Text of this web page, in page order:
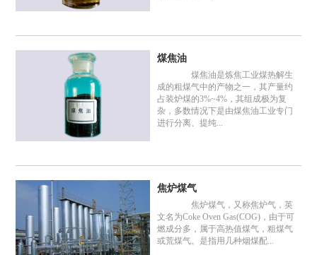
煤焦油
煤焦油是炼焦工业煤热解生
成的粗煤气中的产物之一，其产量约
占装炉煤的3%~4%，其组成极为复
杂，多数情况下是由煤焦油工业专门
进行分离、提纯...
焦炉煤气
焦炉煤气，又称焦炉气，英
文名为Coke Oven Gas(COG)，由于可
燃成分多，属于高热值煤气，粗煤气
或荒煤气。是指用几种烟煤配...